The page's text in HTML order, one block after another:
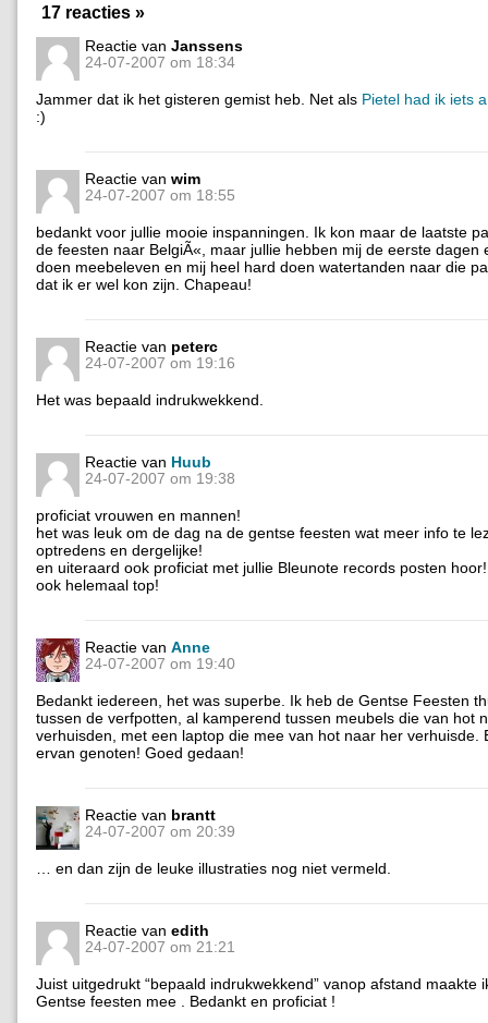
17 reacties »
Reactie van Janssens
24-07-2007 om 18:34
Jammer dat ik het gisteren gemist heb. Net als Pietel had ik iets
:)
Reactie van wim
24-07-2007 om 18:55
bedankt voor jullie mooie inspanningen. Ik kon maar de laatste
de feesten naar BelgiÃ«, maar jullie hebben mij de eerste dagen
doen meebeleven en mij heel hard doen watertanden naar die
dat ik er wel kon zijn. Chapeau!
Reactie van peterc
24-07-2007 om 19:16
Het was bepaald indrukwekkend.
Reactie van Huub
24-07-2007 om 19:38
proficiat vrouwen en mannen!
het was leuk om de dag na de gentse feesten wat meer info te
optredens en dergelijke!
en uiteraard ook proficiat met jullie Bleunote records posten
ook helemaal top!
Reactie van Anne
24-07-2007 om 19:40
Bedankt iedereen, het was superbe. Ik heb de Gentse Feesten
tussen de verfpotten, al kamperend tussen meubels die van hot
verhuisden, met een laptop die mee van hot naar her verhuisde.
ervan genoten! Goed gedaan!
Reactie van brantt
24-07-2007 om 20:39
… en dan zijn de leuke illustraties nog niet vermeld.
Reactie van edith
24-07-2007 om 21:21
Juist uitgedrukt “bepaald indrukwekkend” vanop afstand maakte
Gentse feesten mee . Bedankt en proficiat !